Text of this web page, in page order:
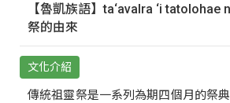
【魯凱族語】ta‘avalra ‘i tatolohae
祭的由來
文化介紹
傳統祖靈祭是一系列為期四個月的祭